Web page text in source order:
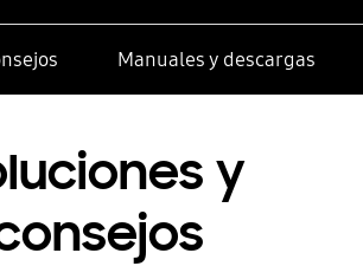
Manuales y descargas
y